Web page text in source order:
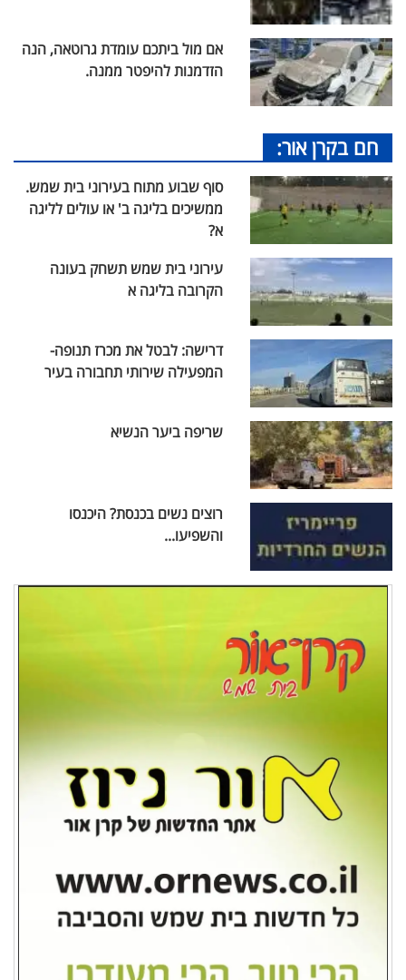
אם מול ביתכם עומדת גרוטאה, הנה
הזדמנות להיפטר ממנה.
חם בקרן אור:
סוף שבוע מתוח בעירוני בית שמש.
ממשיכים בליגה ב' או עולים לליגה
א?
עירוני בית שמש תשחק בעונה
הקרובה בליגה א
דרישה: לבטל את מכרז תנופה-
המפעילה שירותי תחבורה בעיר
שריפה ביער הנשיא
רוצים נשים בכנסת? היכנסו
והשפיעו...